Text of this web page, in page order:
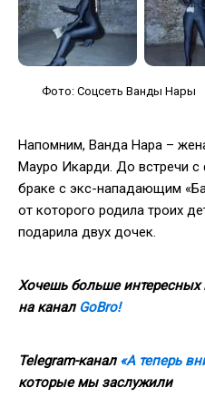
Фото: Соцсеть Ванды Нары
Напомним, Ванда Нара –
Мауро Икарди. До встречи
браке с экс-нападающим
от которого родила троих
подарила двух дочек.
Хочешь больше
на канал GoBro!
Telegram-канал «А теперь
которые мы заслужили